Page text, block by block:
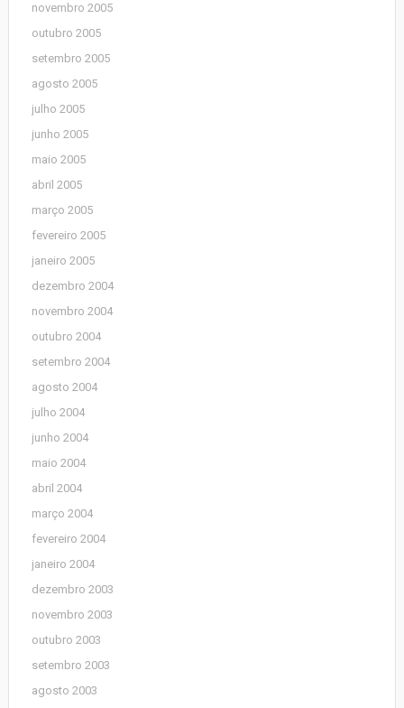
novembro 2005
outubro 2005
setembro 2005
agosto 2005
julho 2005
junho 2005
maio 2005
abril 2005
março 2005
fevereiro 2005
janeiro 2005
dezembro 2004
novembro 2004
outubro 2004
setembro 2004
agosto 2004
julho 2004
junho 2004
maio 2004
abril 2004
março 2004
fevereiro 2004
janeiro 2004
dezembro 2003
novembro 2003
outubro 2003
setembro 2003
agosto 2003